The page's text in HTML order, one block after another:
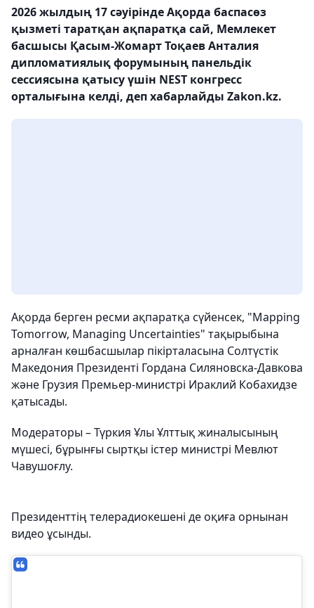
2026 жылдың 17 сәуірінде Ақорда баспасөз
қызметі таратқан ақпаратқа сай, Мемлекет
басшысы Қасым-Жомарт Тоқаев Анталия
дипломатиялық форумының панельдік
сессиясына қатысу үшін NEST конгресс
орталығына келді, деп хабарлайды Zakon.kz.
Ақорда берген ресми ақпаратқа сүйенсек, "Mapping
Tomorrow, Managing Uncertainties" тақырыбына
арналған көшбасшылар пікірталасына Солтүстік
Македония Президенті Гордана Силяновска-Давкова
және Грузия Премьер-министрі Ираклий Кобахидзе
қатысады.
Модераторы – Түркия Ұлы Ұлттық жиналысының
мүшесі, бұрынғы сыртқы істер министрі Мевлют
Чавушоғлу.
Президенттің телерадиокешені де оқиға орнынан
видео ұсынды.